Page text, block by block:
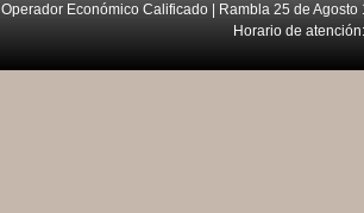
Operador Económico Calificado | Rambla 25 de
Horario de